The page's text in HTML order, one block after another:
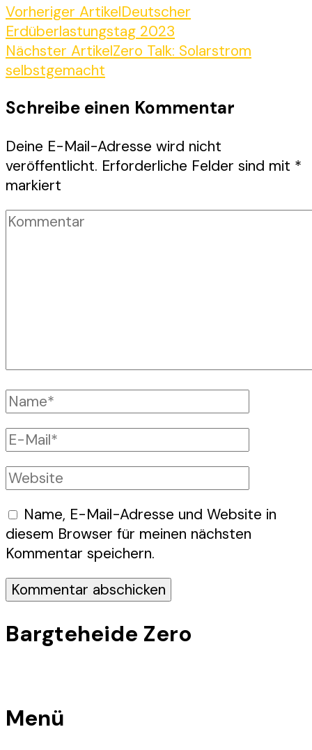
Beitragsnavigation
Vorheriger ArtikelDeutscher
Erdüberlastungstag 2023
Nächster ArtikelZero Talk: Solarstrom
selbstgemacht
Schreibe einen Kommentar
Deine E-Mail-Adresse wird nicht
veröffentlicht. Erforderliche Felder sind mit *
markiert
Kommentar
Vollständiger
Name
E-
Mail
Website
Name, E-Mail-Adresse und Website in
diesem Browser für meinen nächsten
Kommentar speichern.
Bargteheide Zero
Menü